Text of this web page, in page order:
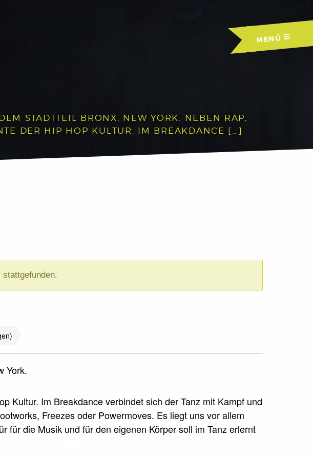
MENÜ
STADTTEIL BRONX, NEW YORK. NEBEN RAP,
DER HIP HOP KULTUR. IM BREAKDANCE […]
York.
Kultur. Im Breakdance verbindet sich der Tanz mit Kampf und
Freezes oder Powermoves. Es liegt uns vor allem
für die Musik und für den eigenen Körper soll im Tanz erlernt